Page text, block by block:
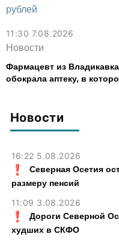
Новости
16:22 5.08.2026
Северная Осетия
размеру пенсий
11:09 3.08.2026
Дороги Северной
худших в СКФО
11:30 7.08.2026
Новости
Фармацевт из
обокрала аптеку, в